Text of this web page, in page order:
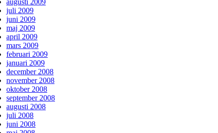
juli 2009
juni 2009
maj 2009
april 2009
mars 2009
februari 2009
januari 2009
december 2008
november 2008
oktober 2008
september 2008
augusti 2008
juli 2008
juni 2008